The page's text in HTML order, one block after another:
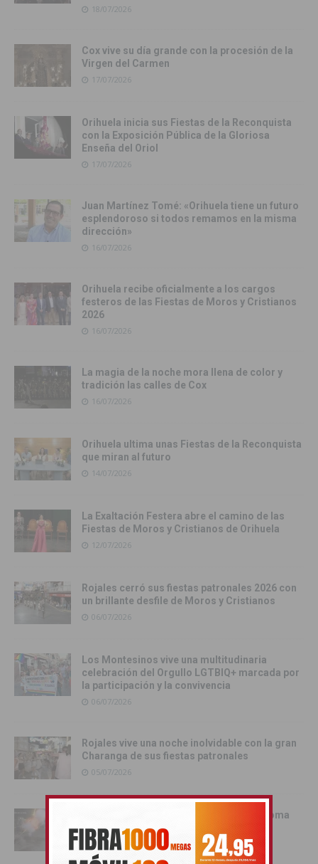
18/07/2026
Cox vive su día grande con la procesión de la
Virgen del Carmen
17/07/2026
Orihuela inicia sus Fiestas de la Reconquista
con la Exposición Pública de la Gloriosa
Enseña del Oriol
17/07/2026
Juan Martínez Tomé: «Orihuela tiene un futuro
esplendoroso si todos remamos en la misma
dirección»
16/07/2026
Orihuela recibe oficialmente a los cargos
festeros de las Fiestas de Moros y Cristianos
2026
16/07/2026
La magia de la noche mora llena de color y
tradición las calles de Cox
16/07/2026
Orihuela ultima unas Fiestas de la Reconquista
que miran al futuro
14/07/2026
La Exaltación Festera abre el camino de las
Fiestas de Moros y Cristianos de Orihuela
12/07/2026
Rojales cerró sus fiestas patronales 2026 con
un brillante desfile de Moros y Cristianos
06/07/2026
Los Montesinos vive una multitudinaria
celebración del Orgullo LGTBIQ+ marcada por
la participación y la convivencia
06/07/2026
Rojales vive una noche inolvidable con la gran
Charanga de sus fiestas patronales
05/07/2026
La Batalla de la Pólvora, el pregón y la Toma
del Castillo protagonizaron una intensa
jornada festiva en Rojales
03/07/2026